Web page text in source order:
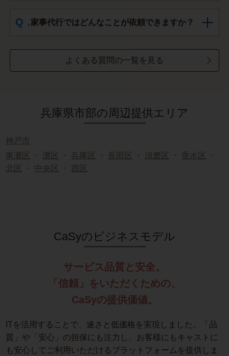
家事代行ではどんなことが依頼できますか？
よくある質問の一覧を見る
兵庫県市部の周辺提供エリア
神戸市
東灘区
・ 灘区 ・ 兵庫区 ・ 長田区 ・ 須磨区 ・ 垂水区
・
北区
・ 中央区 ・ 西区
CaSyのビジネスモデル
サービス品質と安全。
「信頼」をいただくための、
CaSyの提供価値。
ITを活用することで、速さと低価格を実現しました。「品
質」や「安心」の担保にも注力し、お客様にもキャストに
も安心してご利用いただけるプラットフォームを提供しま